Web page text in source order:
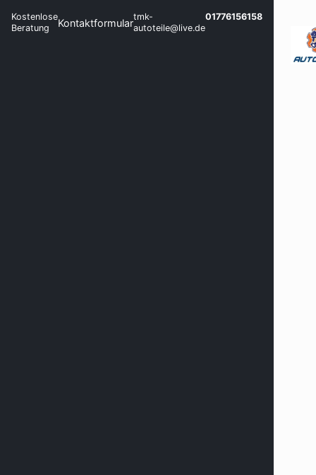
Kostenlose
Beratung
Kontaktformulartmk-
autoteile@live.de
01776156158